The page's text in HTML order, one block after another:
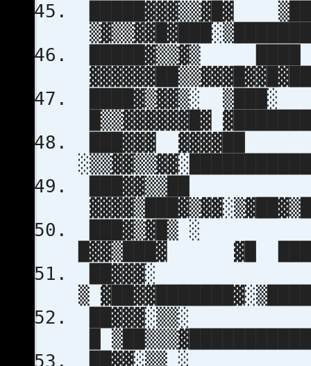
█████▓▒▒▓▒
████▓▒▓▓▒░
█▒▒▓▓▓▓▓▓█▓
███▓▓▓
█▓▓▒███▓ ▓█
▒
█